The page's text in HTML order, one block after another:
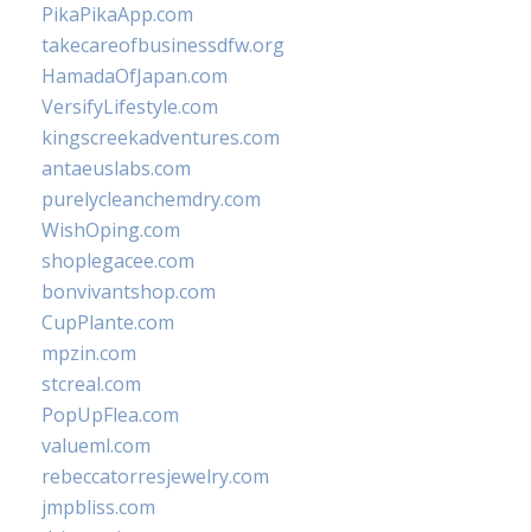
PikaPikaApp.com
takecareofbusinessdfw.org
HamadaOfJapan.com
VersifyLifestyle.com
kingscreekadventures.com
antaeuslabs.com
purelycleanchemdry.com
WishOping.com
shoplegacee.com
bonvivantshop.com
CupPlante.com
mpzin.com
stcreal.com
PopUpFlea.com
valueml.com
rebeccatorresjewelry.com
jmpbliss.com